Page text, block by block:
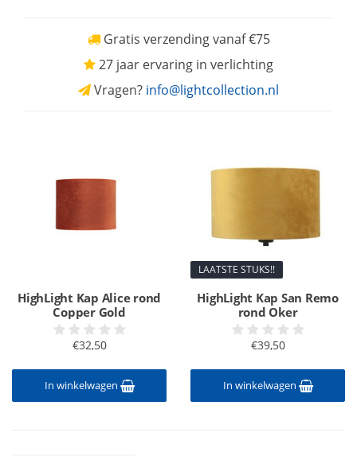
Gratis verzending vanaf €75
27 jaar ervaring in verlichting
Vragen? info@lightcollection.nl
HighLight Kap Alice rond
Copper Gold
€32,50
In winkelwagen
LAATSTE STUKS!!
HighLight Kap San Remo
rond Oker
€39,50
In winkelwagen